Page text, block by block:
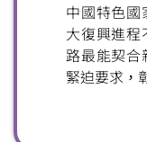
中國特色
大復興進
路最能契合
緊迫要求，